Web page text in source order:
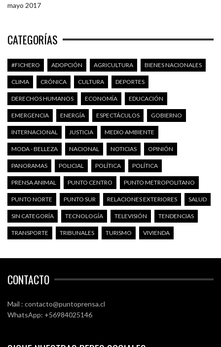
mayo 2017
CATEGORÍAS
#FICHERO ADOPCIÓN AGRICULTURA BIENES NACIONALES
CLIMA CRÓNICA CULTURA DEPORTES
DERECHOS HUMANOS ECONOMÍA EDUCACIÓN
EMERGENCIA ENERGÍA ESPECTÁCULOS GOBIERNO
INTERNACIONAL JUSTICIA MEDIO AMBIENTE
MODA - BELLEZA NACIONAL NOTICIAS OPINIÓN
PANORAMAS POLICIAL POLÍTICA POLÍTICA
PRENSA ANIMAL PUNTO CENTRO PUNTO METROPOLITANO
PUNTO NORTE PUNTO SUR RELACIONES EXTERIORES SALUD
SIN CATEGORÍA TECNOLOGÍA TELEVISIÓN TENDENCIAS
TRANSPORTE TRIBUNALES TURISMO VIVIENDA
CONTACTO
Mail : contacto@puntoprensa.cl
WhatsApp: +56984025146